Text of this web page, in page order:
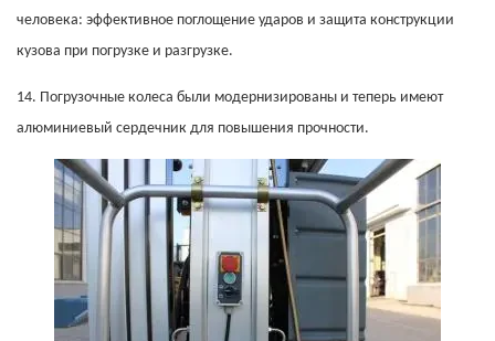
человека: эффективное поглощение ударов и защита конструкции
кузова при погрузке и разгрузке.
14. Погрузочные колеса были модернизированы и теперь имеют
алюминиевый сердечник для повышения прочности.